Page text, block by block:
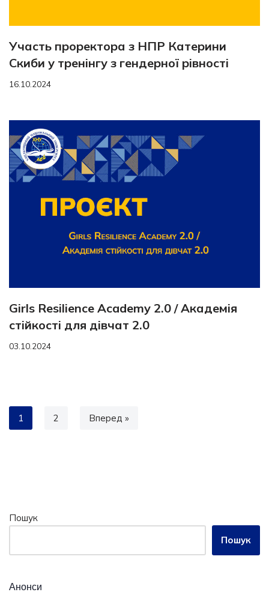
Участь проректора з НПР Катерини
Скиби у тренінгу з гендерної рівності
16.10.2024
Girls Resilience Academy 2.0 / Академія
стійкості для дівчат 2.0
03.10.2024
1 2 Вперед »
Пошук
Пошук
Анонси